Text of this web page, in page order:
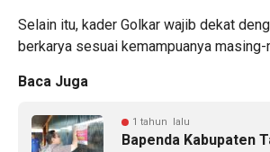
Selain itu, kader Golkar wajib dekat
berkarya sesuai kemampuanya masing-
Baca Juga
1 tahun lalu
Bapenda Kabupaten